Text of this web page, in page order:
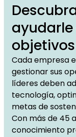
objetivos
Cada empresa
gestionar sus
líderes deben
tecnología,
metas de
Con más de 45
conocimiento